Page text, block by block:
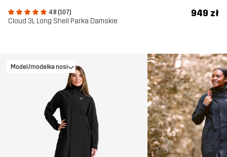
4.8 (107)
Cloud 3L Long Shell Parka Damskie
949 zł
Model/modelka nosi